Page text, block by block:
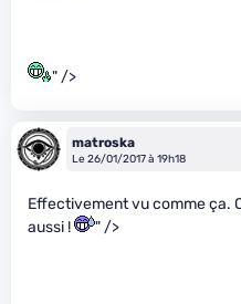
" />
matroska
Le 26/01/2017 à 19h18
Effectivement vu comme ça.
aussi !
" />